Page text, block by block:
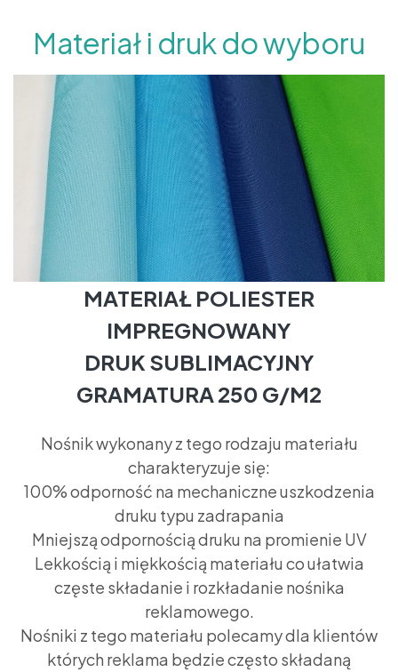
Materiał i druk do wyboru
MATERIAŁ POLIESTER
IMPREGNOWANY
DRUK SUBLIMACYJNY
GRAMATURA 250 G/M2
Nośnik wykonany z tego rodzaju materiału
charakteryzuje się:
100% odporność na mechaniczne uszkodzenia
druku typu zadrapania
Mniejszą odpornością druku na promienie UV
Lekkością i miękkością materiału co ułatwia
częste składanie i rozkładanie nośnika
reklamowego.
Nośniki z tego materiału polecamy dla klientów
których reklama będzie często składaną